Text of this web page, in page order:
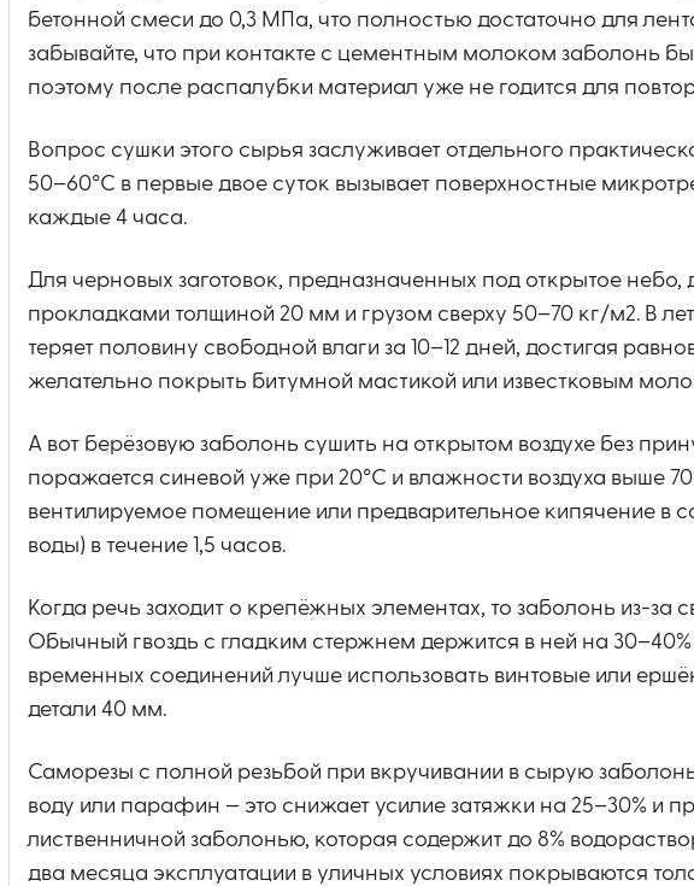
бетонной смеси до 0,3 МПа, что полностью достаточно для
забывайте, что при контакте с цементным молоком заболонь
поэтому после распалубки материал уже не годится для
Вопрос сушки этого сырья заслуживает отдельного
50–60°C в первые двое суток вызывает поверхностные
каждые 4 часа.
Для черновых заготовок, предназначенных под открытое
прокладками толщиной 20 мм и грузом сверху 50–70 кг/м2. В
теряет половину свободной влаги за 10–12 дней, достигая
желательно покрыть битумной мастикой или известковым
А вот берёзовую заболонь сушить на открытом воздухе без
поражается синевой уже при 20°C и влажности воздуха выше
вентилируемое помещение или предварительное кипячение в
воды) в течение 1,5 часов.
Когда речь заходит о крепёжных элементах, то заболонь из-за
Обычный гвоздь с гладким стержнем держится в ней на
временных соединений лучше использовать винтовые или
детали 40 мм.
Саморезы с полной резьбой при вкручивании в сырую
воду или парафин — это снижает усилие затяжки на 25–30% и
лиственничной заболонью, которая содержит до 8%
два месяца эксплуатации в уличных условиях покрываются